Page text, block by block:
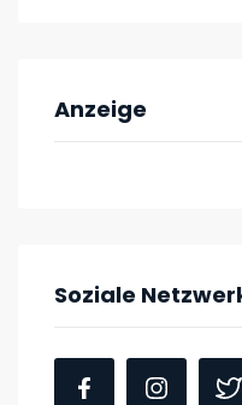
Anzeige
Soziale